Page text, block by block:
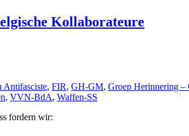
Kollaborateure
Antifasciste, FIR, GH-GM, Groep Herinnering –
, VVN-BdA, Waffen-SS
fordern wir: